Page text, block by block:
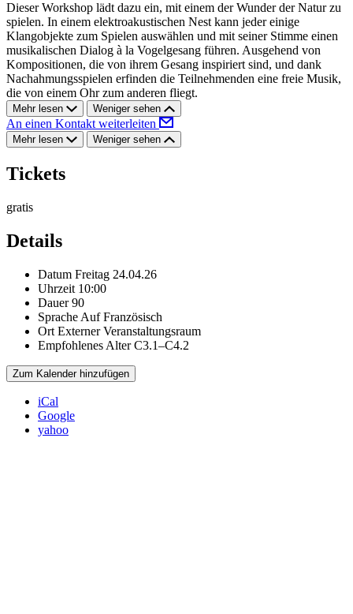
Dieser Workshop lädt dazu ein, mit einem der Wunder der Natur zu
spielen. In einem elektroakustischen Nest kann jeder einige
Klangobjekte zum Spielen auswählen und mit seiner Stimme einen
musikalischen Dialog à la Vogelgesang führen. Ausgehend von
Kompositionen, die von ihrem Gesang inspiriert sind, und dank
Nachahmungsspielen erfinden die Teilnehmenden eine freie Musik,
die von einem Ohr zum anderen fliegt.
Mehr lesen Weniger sehen
An einen Kontakt weiterleiten
Mehr lesen Weniger sehen
Tickets
gratis
Details
Datum Freitag 24.04.26
Uhrzeit 10:00
Dauer 90
Sprache Auf Französisch
Ort Externer Veranstaltungsraum
Empfohlenes Alter C3.1–C4.2
Zum Kalender hinzufügen
iCal
Google
yahoo